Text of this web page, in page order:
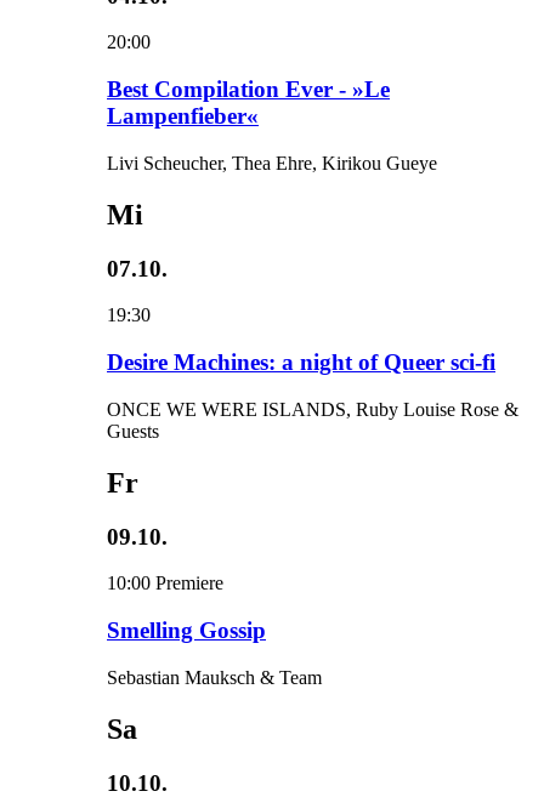
20:00
Best Compilation Ever - »Le
Lampenfieber«
Livi Scheucher, Thea Ehre, Kirikou Gueye
Mi
07.10.
19:30
Desire Machines: a night of Queer sci-fi
ONCE WE WERE ISLANDS, Ruby Louise Rose &
Guests
Fr
09.10.
10:00 Premiere
Smelling Gossip
Sebastian Mauksch & Team
Sa
10.10.